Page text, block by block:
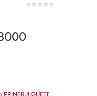
NFNB3000
PRIMERJUGUETE,